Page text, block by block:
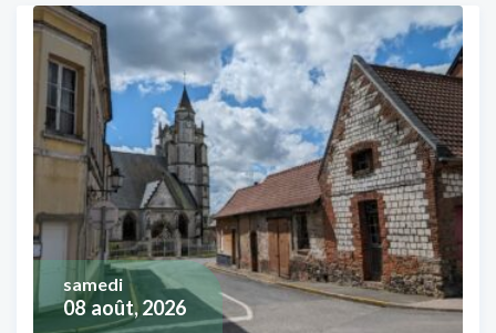
08 août, 2026
samedi